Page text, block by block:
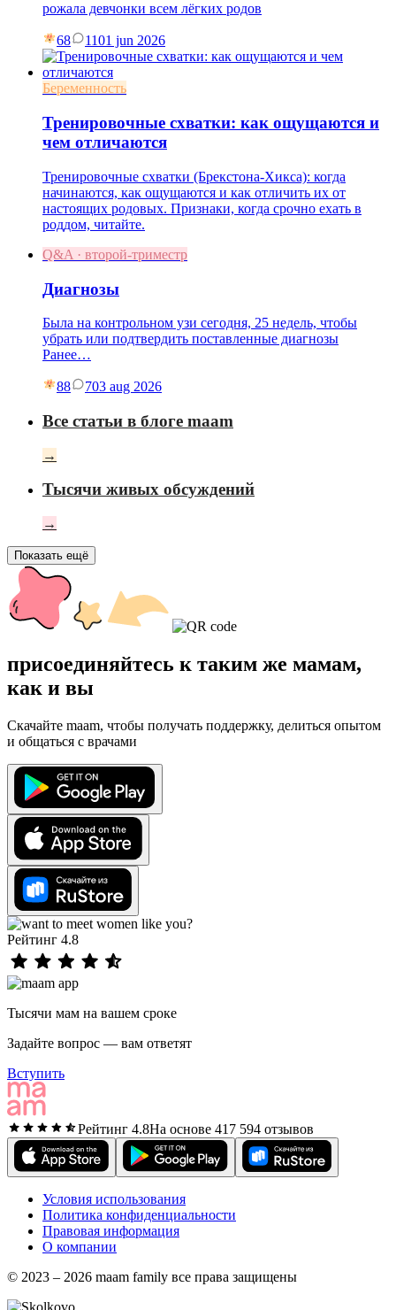
рожала девчонки всем лёгких родов
68 1101 jun 2026
Беременность
Тренировочные схватки: как ощущаются и
чем отличаются
Тренировочные схватки (Брекстона-Хикса): когда
начинаются, как ощущаются и как отличить их от
настоящих родовых. Признаки, когда срочно ехать в
роддом, читайте.
Q&A · второй-триместр
Диагнозы
Была на контрольном узи сегодня, 25 недель, чтобы
убрать или подтвердить поставленные диагнозы
Ранее…
88 703 aug 2026
Все статьи в блоге maam
→
Тысячи живых обсуждений
→
Показать ещё
присоединяйтесь к таким же мамам,
как и вы
Скачайте maam, чтобы получать поддержку, делиться опытом
и общаться с врачами
Рейтинг 4.8
Тысячи мам на вашем сроке
Задайте вопрос — вам ответят
Вступить
Рейтинг 4.8На основе 417 594 отзывов
Условия использования
Политика конфиденциальности
Правовая информация
О компании
© 2023 – 2026 maam family все права защищены